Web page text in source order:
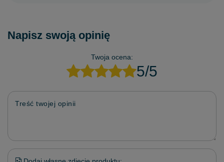
Napisz swoją opinię
Twoja ocena:
5/5
Treść twojej opinii